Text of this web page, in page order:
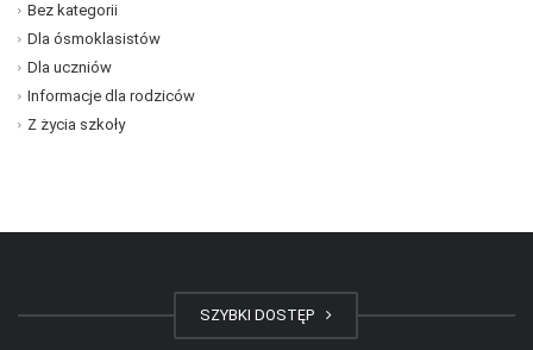
Bez kategorii
Dla ósmoklasistów
Dla uczniów
Informacje dla rodziców
Z życia szkoły
SZYBKI DOSTĘP